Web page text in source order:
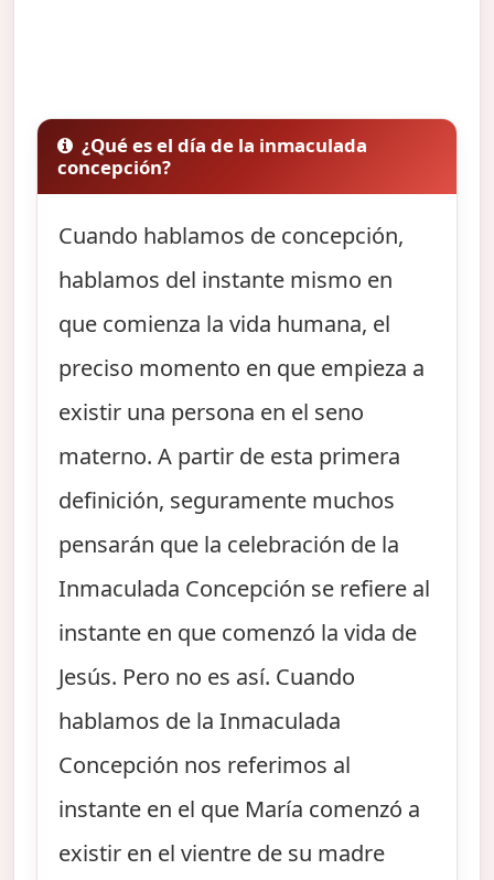
¿Qué es el día de la inmaculada
concepción?
Cuando hablamos de concepción,
hablamos del instante mismo en
que comienza la vida humana, el
preciso momento en que empieza a
existir una persona en el seno
materno. A partir de esta primera
definición, seguramente muchos
pensarán que la celebración de la
Inmaculada Concepción se refiere al
instante en que comenzó la vida de
Jesús. Pero no es así. Cuando
hablamos de la Inmaculada
Concepción nos referimos al
instante en el que María comenzó a
existir en el vientre de su madre